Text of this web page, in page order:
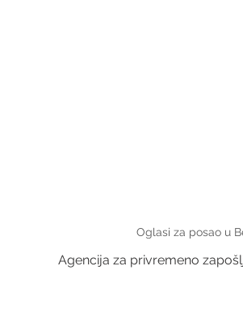
Oglasi za posao u
Agencija za privremeno